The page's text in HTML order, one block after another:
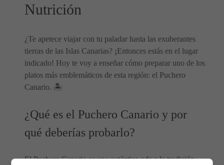
Nutrición
¿Te apetece viajar con tu paladar hasta las exuberantes
tierras de las Islas Canarias? ¡Entonces estás en el lugar
indicado! Hoy te voy a enseñar cómo preparar uno de los
platos más emblemáticos de esta región: el Puchero
Canario. 🏝️
¿Qué es el Puchero Canario y por
qué deberías probarlo?
El Puchero Canario es una auténtica oda a la tradición